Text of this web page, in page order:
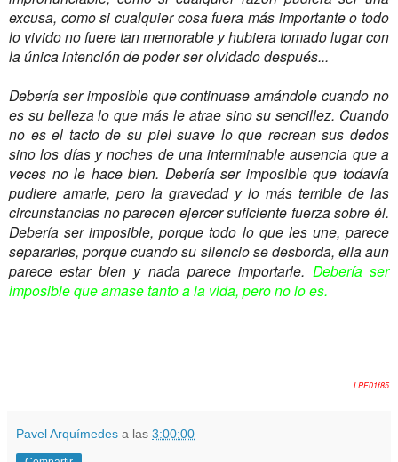
excusa, como si cualquier cosa fuera más importante o todo
lo vivido no fuere tan memorable y hubiera tomado lugar con
la única intención de poder ser olvidado después...
Debería ser imposible que continuase amándole cuando no
es su belleza lo que más le atrae sino su sencillez. Cuando
no es el tacto de su piel suave lo que recrean sus dedos
sino los días y noches de una interminable ausencia que a
veces no le hace bien. Debería ser imposible que todavía
pudiere amarle, pero la gravedad y lo más terrible de las
circunstancias no parecen ejercer suficiente fuerza sobre él.
Debería ser imposible, porque todo lo que les une, parece
separarles, porque cuando su silencio se desborda, ella aun
parece estar bien y nada parece importarle. Debería ser
imposible que amase tanto a la vida, pero no lo es.
LPF01f85
Pavel Arquímedes a las 3:00:00